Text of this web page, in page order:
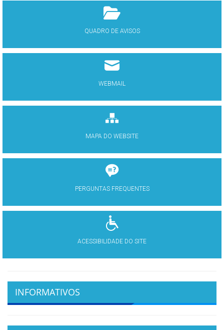
QUADRO DE AVISOS
WEBMAIL
MAPA DO WEBSITE
PERGUNTAS FREQUENTES
ACESSIBILIDADE DO SITE
INFORMATIVOS